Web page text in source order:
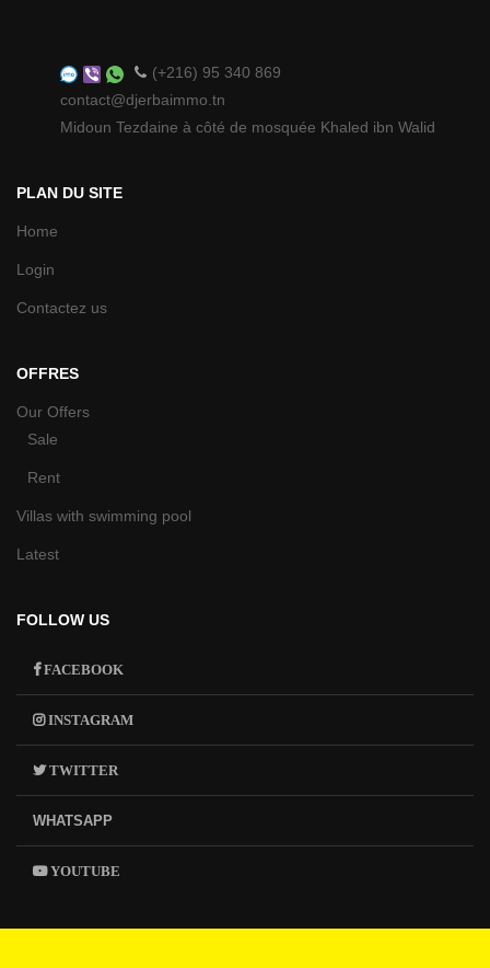
(+216) 95 340 869
contact@djerbaimmo.tn
Midoun Tezdaine à côté de mosquée Khaled ibn Walid
PLAN DU SITE
Home
Login
Contactez us
OFFRES
Our Offers
Sale
Rent
Villas with swimming pool
Latest
FOLLOW US
FACEBOOK
INSTAGRAM
TWITTER
WHATSAPP
YOUTUBE